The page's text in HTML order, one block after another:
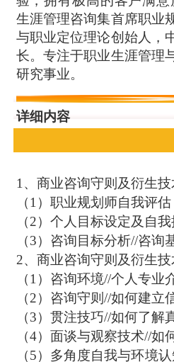
生涯管理咨询集首席职业
与职业定位理论创始人，
长。专注于职业生涯管理
研究事业。
详细内容
1、商业咨询守则及衍生技
（1）职业规划师自我评估
（2）个人目标设定及自
（3）咨询目标分析//咨询
2、商业咨询守则及衍生技
（1）咨询环境//个人专业
（2）咨询守则//如何建立
（3）贯注技巧//如何了解
（4）面谈与观察技术//如
（5）多角度自我与环境